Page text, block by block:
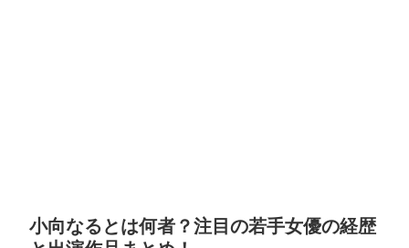
小向なるとは何者？注目の若手女優の経歴